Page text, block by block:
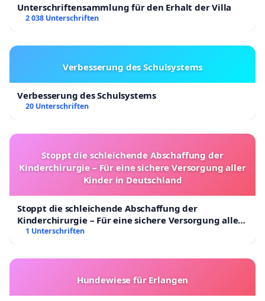
Unterschriftensammlung für den Erhalt der Villa
2 038 Unterschriften
Verbesserung des Schulsystems
Verbesserung des Schulsystems
20 Unterschriften
Stoppt die schleichende Abschaffung der
Kinderchirurgie – Für eine sichere Versorgung aller
Kinder in Deutschland
Stoppt die schleichende Abschaffung der
Kinderchirurgie – Für eine sichere Versorgung aller
Kinder in Deutschland
1 Unterschriften
Hundewiese für Erlangen